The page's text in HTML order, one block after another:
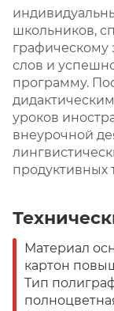
школьников,
графическому
слов и
программу.
уроков
внеурочной
продуктивных
Материал
картон
Тип